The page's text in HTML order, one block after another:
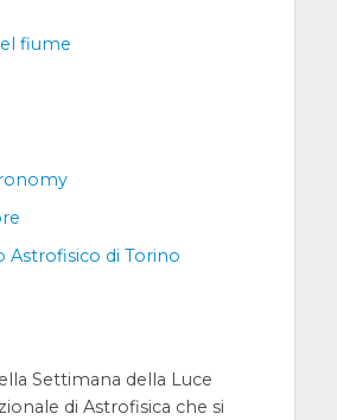
fiume
Astrofisico di Torino
Settimana della Luce
di Astrofisica che si